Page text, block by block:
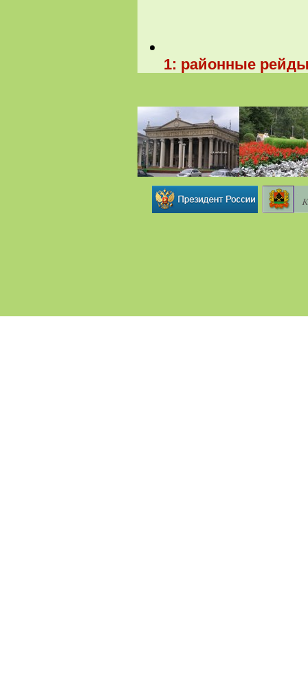
1: районные